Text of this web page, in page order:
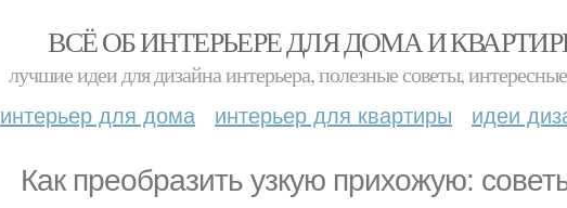
ВСЁ ОБ ИНТЕРЬЕРЕ ДЛЯ ДОМА И
лучшие идеи для дизайна интерьера, полезные советы,
интерьер для дома интерьер для квартиры идеи
Как преобразить узкую прихожую: